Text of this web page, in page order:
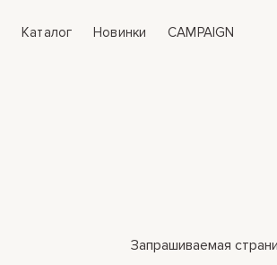
Каталог Новинки CAMPAIGN
Запрашиваемая